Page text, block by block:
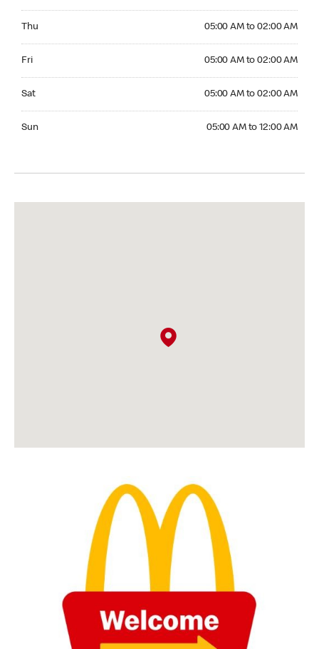
Thu 05:00 AM to 02:00 AM
Fri 05:00 AM to 02:00 AM
Sat 05:00 AM to 02:00 AM
Sun 05:00 AM to 12:00 AM